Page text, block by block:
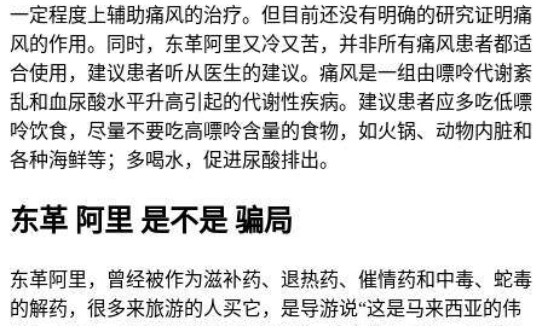
一定程度上辅助痛风的治疗。但目前还没有明确的研究证明痛
风的作用。同时，东革阿里又冷又苦，并非所有痛风患者都适
合使用，建议患者听从医生的建议。痛风是一组由嘌呤代谢紊
乱和血尿酸水平升高引起的代谢性疾病。建议患者应多吃低嘌
呤饮食，尽量不要吃高嘌呤含量的食物，如火锅、动物内脏和
各种海鲜等；多喝水，促进尿酸排出。
东革 阿里 是不是 骗局
东革阿里，曾经被作为滋补药、退热药、催情药和中毒、蛇毒
的解药，很多来旅游的人买它，是导游说“这是马来西亚的伟